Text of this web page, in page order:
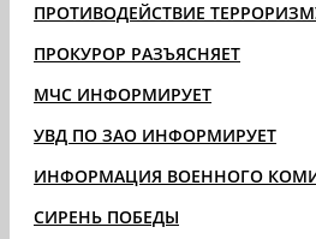
ПРОТИВОДЕЙСТВИЕ
ПРОКУРОР РАЗЪЯСНЯЕТ
МЧС ИНФОРМИРУЕТ
УВД ПО ЗАО ИНФОРМИРУЕТ
ИНФОРМАЦИЯ ВОЕННОГО
СИРЕНЬ ПОБЕДЫ